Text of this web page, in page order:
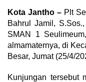
Kota Jantho –Plt
Bahrul Jamil,
SMAN 1
almamaternya, di
Besar, Jumat (25/4/
Kunjungan tersebut